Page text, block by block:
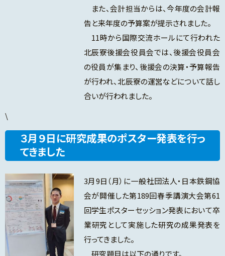
また、会計担当からは、今年度の会計報
告と来年度の予算案が提示されました。
11時から国際交流ホールにて行われた
北辰寮後援会役員会では、後援会役員会
の役員が集まり、後援会の決算・予算報告
が行われ、北辰寮の運営などについて話し
合いが行われました。
\
３月９日に研究成果のポスター発表を行っ
てきました
3月9日（月）に一般社団法人・日本鉄鋼協
会が開催した第189回春季講演大会第61
回学生ポスターセッション発表において卒
業研究として実施した研究の成果発表を
行ってきました。
研究題目は以下の通りです。